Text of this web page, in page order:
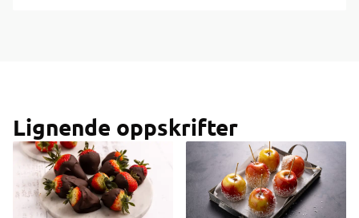
Lignende oppskrifter